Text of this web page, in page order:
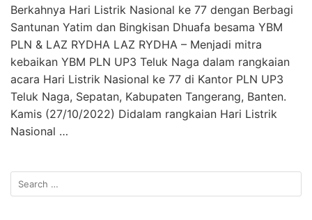
Berkahnya Hari Listrik Nasional ke 77 dengan Berbagi
Santunan Yatim dan Bingkisan Dhuafa besama YBM
PLN & LAZ RYDHA LAZ RYDHA – Menjadi mitra
kebaikan YBM PLN UP3 Teluk Naga dalam rangkaian
acara Hari Listrik Nasional ke 77 di Kantor PLN UP3
Teluk Naga, Sepatan, Kabupaten Tangerang, Banten.
Kamis (27/10/2022) Didalam rangkaian Hari Listrik
Nasional …